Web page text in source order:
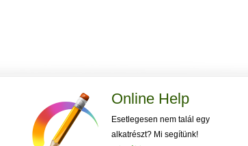
Online Help
Esetlegesen nem talál egy
alkatrészt? Mi segítünk!